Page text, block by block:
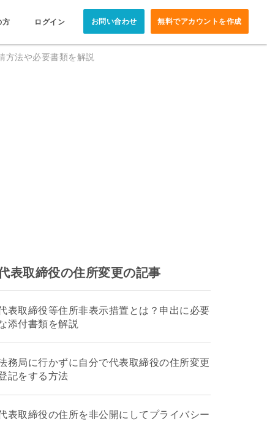
方 ログイン お問い合わせ 無料でアカウントを作成
方法や必要書類を解説
表取締役の住所変更の記事
表取締役等住所非表示措置とは？申出に必要
添付書類を解説
務局に行かずに自分で代表取締役の住所変更
記をする方法
表取締役の住所を非公開にしてプライバシー